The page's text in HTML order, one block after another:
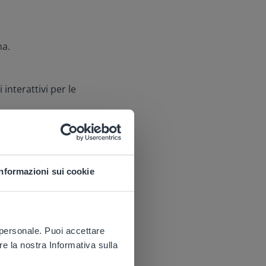
sui cookie
Puoi accettare
la nostra Informativa sulla
interattivi per le
dalla Biblioteca
su Gynzy
della scrittura